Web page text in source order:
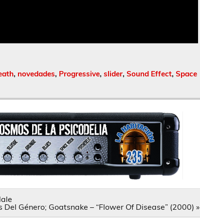
, novedades, Progressive, slider, Sound Effect, Space
Del Género; Goatsnake – “Flower Of Disease” (2000) »